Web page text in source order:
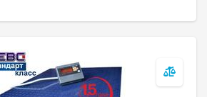
(H8С) — сталь із нікелевим
(пластик) з можливістю живлення від